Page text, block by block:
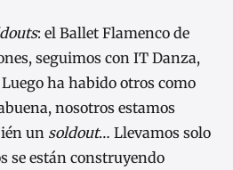
: el Ballet Flamenco de
seguimos con IT Danza,
Luego ha habido otros como
nosotros estamos
un soldout… Llevamos solo
se están construyendo